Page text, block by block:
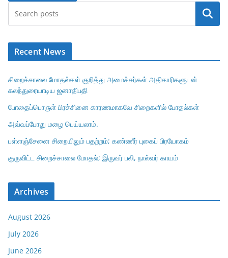
Search
Recent News
சிறைச்சாலை மோதல்கள் குறித்து அமைச்சர்கள் அதிகாரிகளுடன்
கலந்துரையாடிய ஜனாதிபதி
போதைப்பொருள் பிரச்சினை காரணமாகவே சிறைகளில் போதல்கள்
அவ்வப்போது மழை பெய்யலாம்.
பள்ளஞ்சேனை சிறையிலும் பதற்றம்; கண்ணீர் புகைப் பிரயோகம்
குருவிட்ட சிறைச்சாலை மோதல்; இருவர் பலி, நால்வர் காயம்
Archives
August 2026
July 2026
June 2026